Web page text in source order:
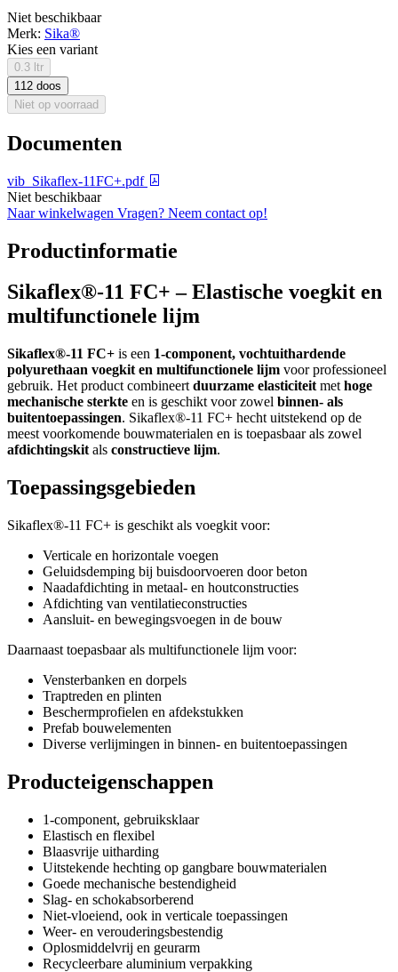
Niet beschikbaar
Merk: Sika®
Kies een variant
0.3 ltr
112 doos
Niet op voorraad
Documenten
vib_Sikaflex-11FC+.pdf
Niet beschikbaar
Naar winkelwagen Vragen? Neem contact op!
Productinformatie
Sikaflex®-11 FC+ – Elastische voegkit en
multifunctionele lijm
Sikaflex®-11 FC+ is een 1-component, vochtuithardende
polyurethaan voegkit en multifunctionele lijm voor professioneel
gebruik. Het product combineert duurzame elasticiteit met hoge
mechanische sterkte en is geschikt voor zowel binnen- als
buitentoepassingen. Sikaflex®-11 FC+ hecht uitstekend op de
meest voorkomende bouwmaterialen en is toepasbaar als zowel
afdichtingskit als constructieve lijm.
Toepassingsgebieden
Sikaflex®-11 FC+ is geschikt als voegkit voor:
Verticale en horizontale voegen
Geluidsdemping bij buisdoorvoeren door beton
Naadafdichting in metaal- en houtconstructies
Afdichting van ventilatieconstructies
Aansluit- en bewegingsvoegen in de bouw
Daarnaast toepasbaar als multifunctionele lijm voor:
Vensterbanken en dorpels
Traptreden en plinten
Beschermprofielen en afdekstukken
Prefab bouwelementen
Diverse verlijmingen in binnen- en buitentoepassingen
Producteigenschappen
1-component, gebruiksklaar
Elastisch en flexibel
Blaasvrije uitharding
Uitstekende hechting op gangbare bouwmaterialen
Goede mechanische bestendigheid
Slag- en schokabsorberend
Niet-vloeiend, ook in verticale toepassingen
Weer- en verouderingsbestendig
Oplosmiddelvrij en geurarm
Recycleerbare aluminium verpakking